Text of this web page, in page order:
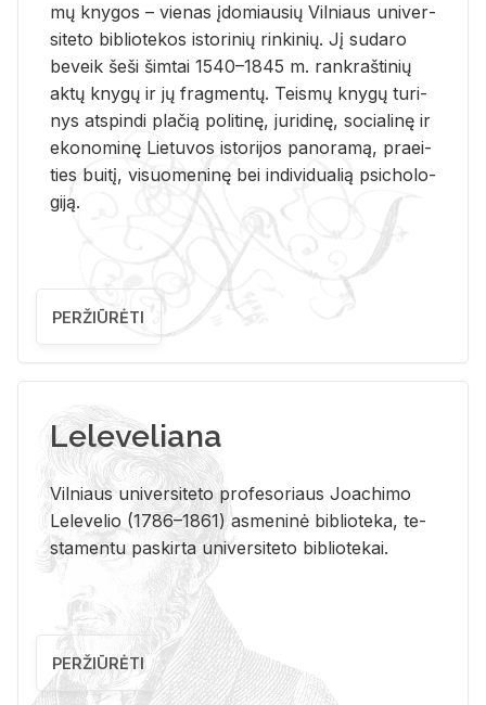
mų kny­gos – vie­nas įdo­miau­sių Vil­niaus uni­ver­
si­te­to bi­b­lio­te­kos is­to­ri­nių rin­ki­nių. Jį su­da­ro
be­veik šeši šim­tai 1540–1845 m. rank­raš­ti­nių
aktų kny­gų ir jų frag­men­tų. Teis­mų kny­gų tu­ri­
nys at­spin­di pla­čią po­li­ti­nę, ju­ri­di­nę, so­cia­li­nę ir
eko­no­mi­nę Lie­tu­vos is­to­ri­jos pa­no­ra­mą, pra­ei­
ties bui­tį, vi­suo­me­ni­nę bei in­di­vi­dua­lią psi­cho­lo­
gi­ją.
PERŽIŪRĖTI
Leleveliana
Vil­niaus uni­ver­si­te­to pro­fe­so­riaus Jo­a­chi­mo
Le­le­ve­lio (1786–1861) as­me­ni­nė bi­b­lio­te­ka, te­
sta­men­tu pa­skir­ta uni­ver­si­te­to bi­b­lio­te­kai.
PERŽIŪRĖTI